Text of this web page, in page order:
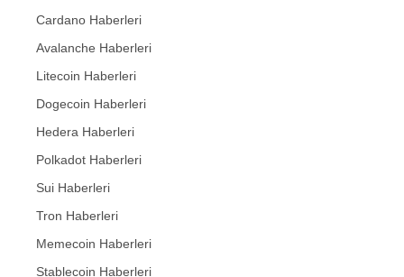
Cardano Haberleri
Avalanche Haberleri
Litecoin Haberleri
Dogecoin Haberleri
Hedera Haberleri
Polkadot Haberleri
Sui Haberleri
Tron Haberleri
Memecoin Haberleri
Stablecoin Haberleri